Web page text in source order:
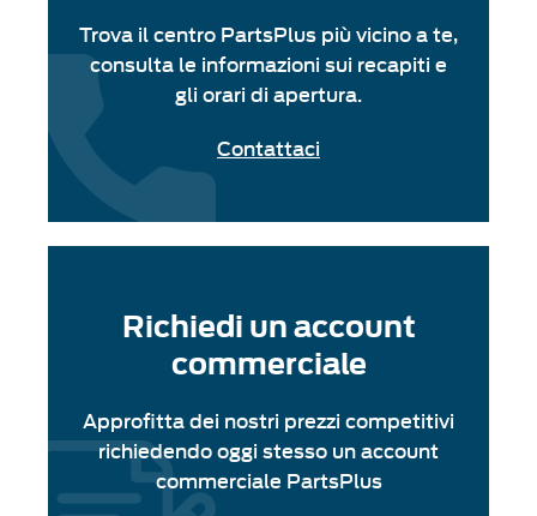
Trova il centro PartsPlus più vicino a te,
consulta le informazioni sui recapiti e
gli orari di apertura.
Contattaci
Richiedi un account
commerciale
Approfitta dei nostri prezzi competitivi
richiedendo oggi stesso un account
commerciale PartsPlus